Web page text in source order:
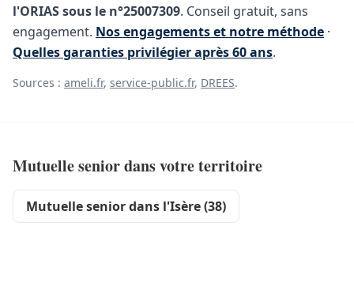
l'ORIAS sous le n°25007309. Conseil gratuit, sans
engagement. Nos engagements et notre méthode ·
Quelles garanties privilégier après 60 ans.
Sources : ameli.fr, service-public.fr, DREES.
Mutuelle senior dans votre territoire
Mutuelle senior dans l'Isère (38)